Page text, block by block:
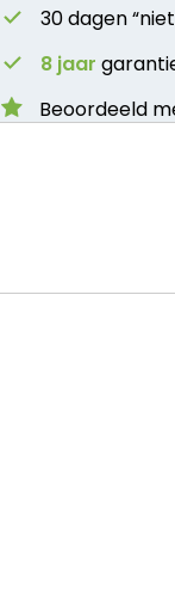
30 dagen
8 jaar
Beoordeeld